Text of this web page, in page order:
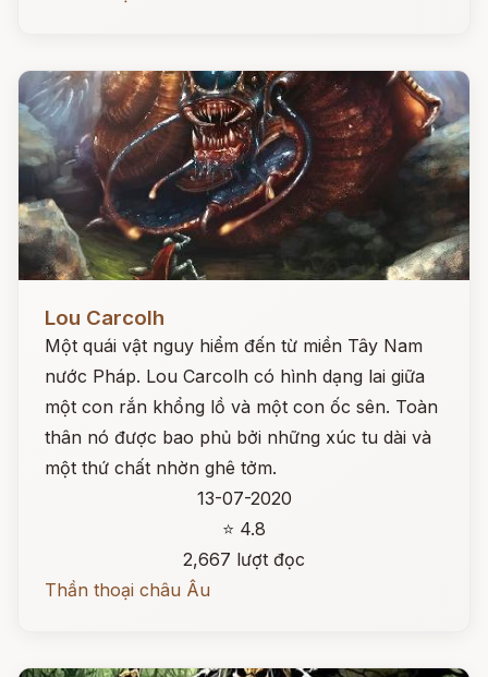
Lou Carcolh
Một quái vật nguy hiểm đến từ miền Tây Nam
nước Pháp. Lou Carcolh có hình dạng lai giữa
một con rắn khổng lồ và một con ốc sên. Toàn
thân nó được bao phủ bởi những xúc tu dài và
một thứ chất nhờn ghê tởm.
13-07-2020
⭐ 4.8
2,667 lượt đọc
Thần thoại châu Âu